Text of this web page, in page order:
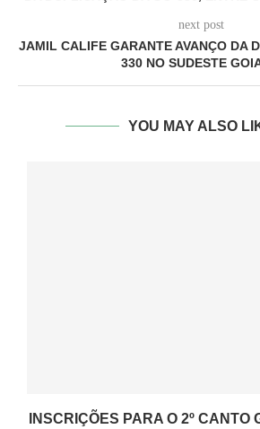
next post
JAMIL CALIFE GARANTE AVANÇO DA
330 NO SUDESTE
YOU MAY ALSO
INSCRIÇÕES PARA O 2º CANTO